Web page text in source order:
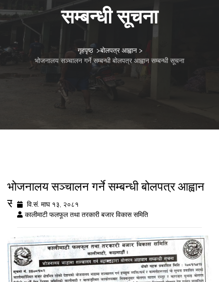
सम्बन्धी सूचना
गृहपृष्ठ >बोलपत्र आह्वान >
भोजनालय सञ्चालन गर्ने सम्बन्धी बोलपत्र आह्वान सम्बन्धी सूचना
भोजनालय सञ्चालन गर्ने सम्बन्धी बोलपत्र आह्वान
सम्बन्धी सूचना
वि.सं. माघ १३, २०८१
कालीमाटी फलफूल तथा तरकारी बजार विकास समिति